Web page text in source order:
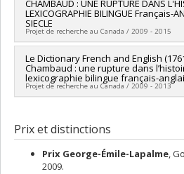
d'échange de connaissances
Sources de financement :CRSH/
sciences humaines du Canada
Programmes de subvention :
recherche institutionnelle
CHAMBAUD : UNE RUPTURE DANS
LEXICOGRAPHIE BILINGUE Français-
SIECLE
Projet de recherche au Canada / 2009 - 2015
Chercheur principal : Monique
Sources de financement :CRSH/
sciences humaines du Canada
Programmes de subvention :
Le Dictionary French and English
Chambaud : une rupture dans
lexicographie bilingue français-
Projet de recherche au Canada / 2009 - 2013
Prix et distinctions
Prix George-Émile-Lapalme,
2009.